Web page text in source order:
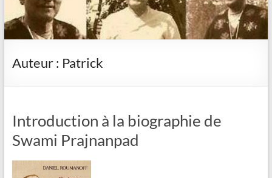
Auteur : Patrick
Introduction à la biographie de
Swami Prajnanpad